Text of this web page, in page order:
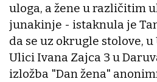
uloga, a žene u različitim
junakinje - istaknula je
da se uz okrugle stolove,
Ulici Ivana Zajca 3 u
izložba "Dan žena"